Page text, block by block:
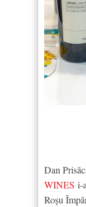
Dan
WINES i-
Roșu